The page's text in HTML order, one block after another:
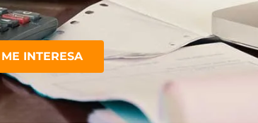
ME INTERESA